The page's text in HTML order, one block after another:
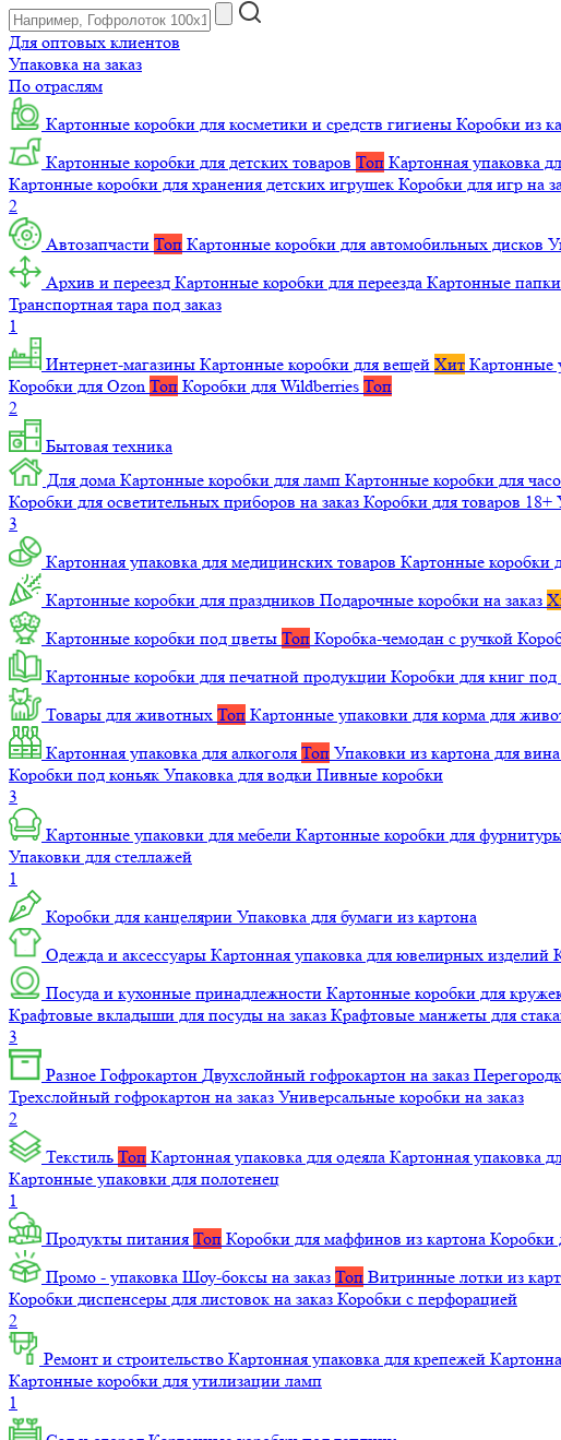
Для оптовых клиентов
Упаковка на заказ
По отраслям
Картонные коробки для косметики и средств гигиены Коробки из
Картонные коробки для детских товаров Топ Картонная упаковка
Картонные коробки для хранения детских игрушек Коробки для игр на
2
Автозапчасти Топ Картонные коробки для автомобильных дисков
Архив и переезд Картонные коробки для переезда Картонные папки
Транспортная тара под заказ
1
Интернет-магазины Картонные коробки для вещей Хит Картонные
Коробки для Ozon Топ Коробки для Wildberries Топ
2
Бытовая техника
Для дома Картонные коробки для ламп Картонные коробки для
Коробки для осветительных приборов на заказ Коробки для товаров 18+
3
Картонная упаковка для медицинских товаров Картонные коробки
Картонные коробки для праздников Подарочные коробки на заказ
Картонные коробки под цветы Топ Коробка-чемодан с ручкой
Картонные коробки для печатной продукции Коробки для книг под
Товары для животных Топ Картонные упаковки для корма для
Картонная упаковка для алкоголя Топ Упаковки из картона для вина
Коробки под коньяк Упаковка для водки Пивные коробки
3
Картонные упаковки для мебели Картонные коробки для
Упаковки для стеллажей
1
Коробки для канцелярии Упаковка для бумаги из картона
Одежда и аксессуары Картонная упаковка для ювелирных изделий
Посуда и кухонные принадлежности Картонные коробки для
Крафтовые вкладыши для посуды на заказ Крафтовые манжеты для
3
Разное Гофрокартон Двухслойный гофрокартон на заказ
Трехслойный гофрокартон на заказ Универсальные коробки на заказ
2
Текстиль Топ Картонная упаковка для одеяла Картонная упаковка
Картонные упаковки для полотенец
1
Продукты питания Топ Коробки для маффинов из картона Коробки
Промо - упаковка Шоу-боксы на заказ Топ Витринные лотки из
Коробки диспенсеры для листовок на заказ Коробки с перфорацией
2
Ремонт и строительство Картонная упаковка для крепежей
Картонные коробки для утилизации ламп
1